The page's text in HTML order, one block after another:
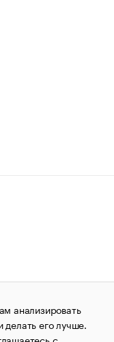
авторских прав
Сообщения
«РБК»
по надзору в сфере
анализировать
делать его лучше.